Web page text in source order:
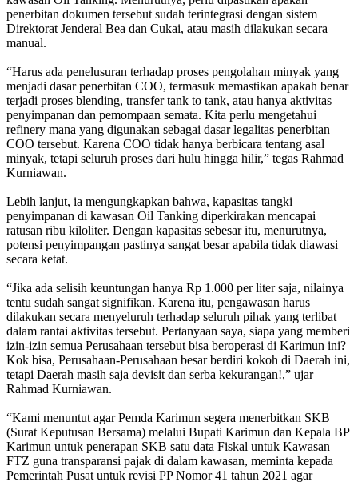
penerbitan dokumen tersebut sudah terintegrasi dengan sistem
Direktorat Jenderal Bea dan Cukai, atau masih dilakukan secara
manual.
“Harus ada penelusuran terhadap proses pengolahan minyak yang
menjadi dasar penerbitan COO, termasuk memastikan apakah benar
terjadi proses blending, transfer tank to tank, atau hanya aktivitas
penyimpanan dan pemompaan semata. Kita perlu mengetahui
refinery mana yang digunakan sebagai dasar legalitas penerbitan
COO tersebut. Karena COO tidak hanya berbicara tentang asal
minyak, tetapi seluruh proses dari hulu hingga hilir,” tegas Rahmad
Kurniawan.
Lebih lanjut, ia mengungkapkan bahwa, kapasitas tangki
penyimpanan di kawasan Oil Tanking diperkirakan mencapai
ratusan ribu kiloliter. Dengan kapasitas sebesar itu, menurutnya,
potensi penyimpangan pastinya sangat besar apabila tidak diawasi
secara ketat.
“Jika ada selisih keuntungan hanya Rp 1.000 per liter saja, nilainya
tentu sudah sangat signifikan. Karena itu, pengawasan harus
dilakukan secara menyeluruh terhadap seluruh pihak yang terlibat
dalam rantai aktivitas tersebut. Pertanyaan saya, siapa yang memberi
izin-izin semua Perusahaan tersebut bisa beroperasi di Karimun ini?
Kok bisa, Perusahaan-Perusahaan besar berdiri kokoh di Daerah ini,
tetapi Daerah masih saja devisit dan serba kekurangan!,” ujar
Rahmad Kurniawan.
“Kami menuntut agar Pemda Karimun segera menerbitkan SKB
(Surat Keputusan Bersama) melalui Bupati Karimun dan Kepala BP
Karimun untuk penerapan SKB satu data Fiskal untuk Kawasan
FTZ guna transparansi pajak di dalam kawasan, meminta kepada
Pemerintah Pusat untuk revisi PP Nomor 41 tahun 2021 agar